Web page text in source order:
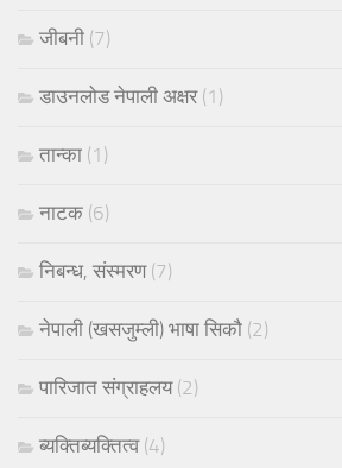
जीबनी (7)
डाउनलोड नेपाली अक्षर(1)
तान्का (1)
नाटक (6)
निबन्ध, संस्मरण(7)
नेपाली (खसजुम्ली) भाषा सिकौ (2)
पारिजात संग्राहलय(2)
ब्यक्तिब्यक्तित्व(4)